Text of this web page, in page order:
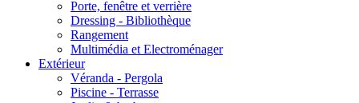
Porte, fenêtre et verrière
Dressing - Bibliothèque
Rangement
Multimédia et Electroménager
Extérieur
Véranda - Pergola
Piscine - Terrasse